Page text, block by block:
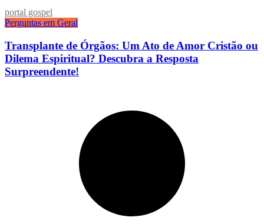
portal gospel
Perguntas em Geral
Transplante de Órgãos: Um Ato de Amor Cristão ou
Dilema Espiritual? Descubra a Resposta
Surpreendente!